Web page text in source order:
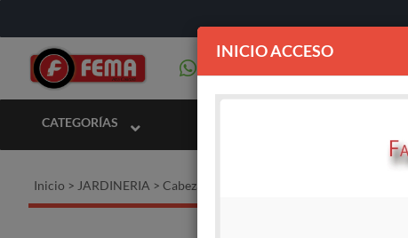
CATEGORÍAS
Inicio > JARDINERIA > Cabezales
INICIO ACCESO